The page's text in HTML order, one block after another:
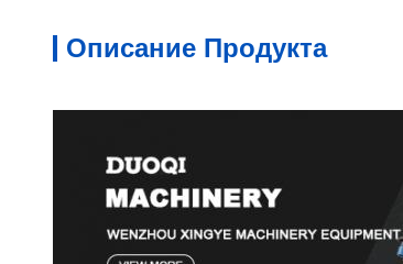
Описание Продукта